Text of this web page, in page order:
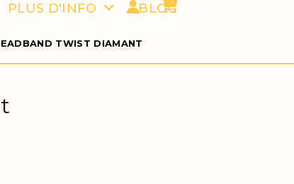
PLUS D'INFO BLOG
TWIST DIAMANT